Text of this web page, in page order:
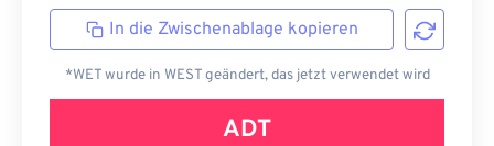
In die Zwischenablage kopieren
*WET wurde in WEST geändert, das jetzt verwendet wird
ADT